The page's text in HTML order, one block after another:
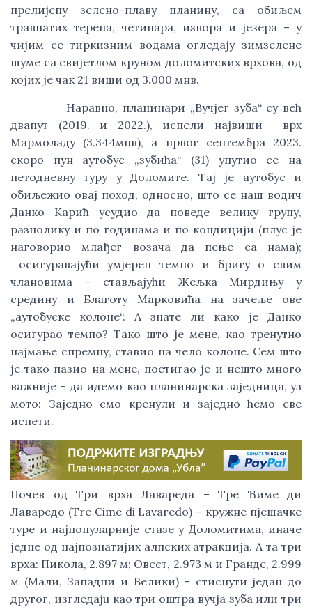
прелијепу зелено-плаву планину, са обиљем
травнатих терена, четинара, извора и језера – у
чијим се тиркизним водама огледају зимзелене
шуме са свијетлом круном доломитских врхова, од
којих је чак 21 виши од 3.000 мнв.
Наравно, планинари „Вучјег зуба“ су већ
двапут (2019. и 2022.), испели највиши врх
Мармоладу (3.344мнв), а првог септембра 2023.
скоро пун аутобус „зубића“ (31) упутио се на
петодневну туру у Доломите. Тај је аутобус и
обиљежио овај поход, односно, што се наш водич
Данко Карић усудио да поведе велику групу,
разнолику и по годинама и по кондицији (плус је
наговорио млађег возача да пење са нама);
осигуравајући умјерен темпо и бригу о свим
члановима – стављајући Жељка Мирдињу у
средину и Благоту Марковића на зачеље ове
„аутобуске колоне“. А знате ли како је Данко
осигурао темпо? Тако што је мене, као тренутно
најмање спремну, ставио на чело колоне. Сем што
је тако пазио на мене, постигао је и нешто много
важније – да идемо као планинарска заједница, уз
мото: Заједно смо кренули и заједно ћемо све
испети.
Почев од Три врха Лавареда – Тре Ћиме ди
Лаваредо (Tre Cime di Lavaredo) – кружне пјешачке
туре и најпопуларније стазе у Доломитима, иначе
једне од најпознатијих алпских атракција. А та три
врха: Пикола, 2.897 м; Овест, 2.973 м и Гранде, 2.999
м (Мали, Западни и Велики) – стиснути један до
другог, изгледаju као три оштра вучја зуба или три